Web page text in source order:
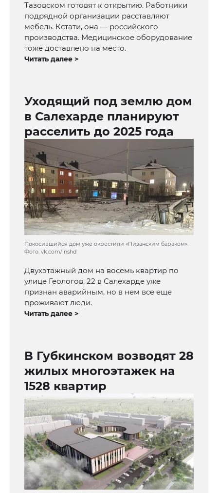
Тазовском готовят к открытию. Работники
подрядной организации расставляют
мебель. Кстати, она — российского
производства. Медицинское оборудование
тоже доставлено на место.
Читать далее >
Уходящий под землю дом
в Салехарде планируют
расселить до 2025 года
Покосившийся дом уже окрестили «Пизанским бараком».
Фото: vk.com/inshd
Двухэтажный дом на восемь квартир по
улице Геологов, 22 в Салехарде уже
признан аварийным, но в нем все еще
проживают люди.
Читать далее >
В Губкинском возводят 28
жилых многоэтажек на
1528 квартир